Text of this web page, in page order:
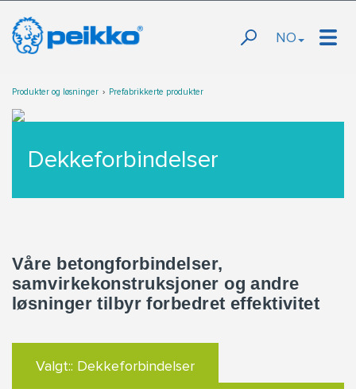
NO
Produkter og løsninger Prefabrikkerte produkter
Dekkeforbindelser
Våre betongforbindelser,
samvirkekonstruksjoner og andre
løsninger tilbyr forbedret effektivitet
Valgt:: Dekkeforbindelser